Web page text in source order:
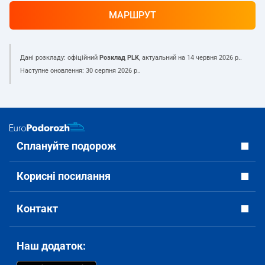
МАРШРУТ
Дані розкладу: офіційний Розклад PLK, актуальний на 14 червня 2026 р..
Наступне оновлення: 30 серпня 2026 р..
Сплануйте подорож
Корисні посилання
Контакт
Наш додаток: